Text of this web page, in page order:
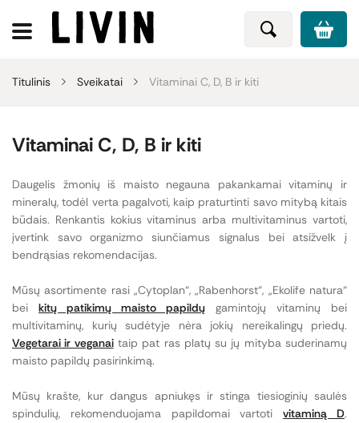
Titulinis Sveikatai Vitaminai C, D, B ir kiti
Vitaminai C, D, B ir kiti
Daugelis žmonių iš maisto negauna pakankamai vitaminų ir
mineralų, todėl verta pagalvoti, kaip praturtinti savo mitybą kitais
būdais. Renkantis kokius vitaminus arba multivitaminus vartoti,
įvertink savo organizmo siunčiamus signalus bei atsižvelk į
bendrąsias rekomendacijas.
Mūsų asortimente rasi „Cytoplan“, „Rabenhorst“, „Ekolife natura“
bei kitų patikimų maisto papildų gamintojų vitaminų bei
multivitaminų, kurių sudėtyje nėra jokių nereikalingų priedų.
Vegetarai ir veganaitaip pat ras platų su jų mityba suderinamų
maisto papildų pasirinkimą.
Mūsų krašte, kur dangus apniukęs ir stinga tiesioginių saulės
spindulių, rekomenduojama papildomai vartotivitaminą D.